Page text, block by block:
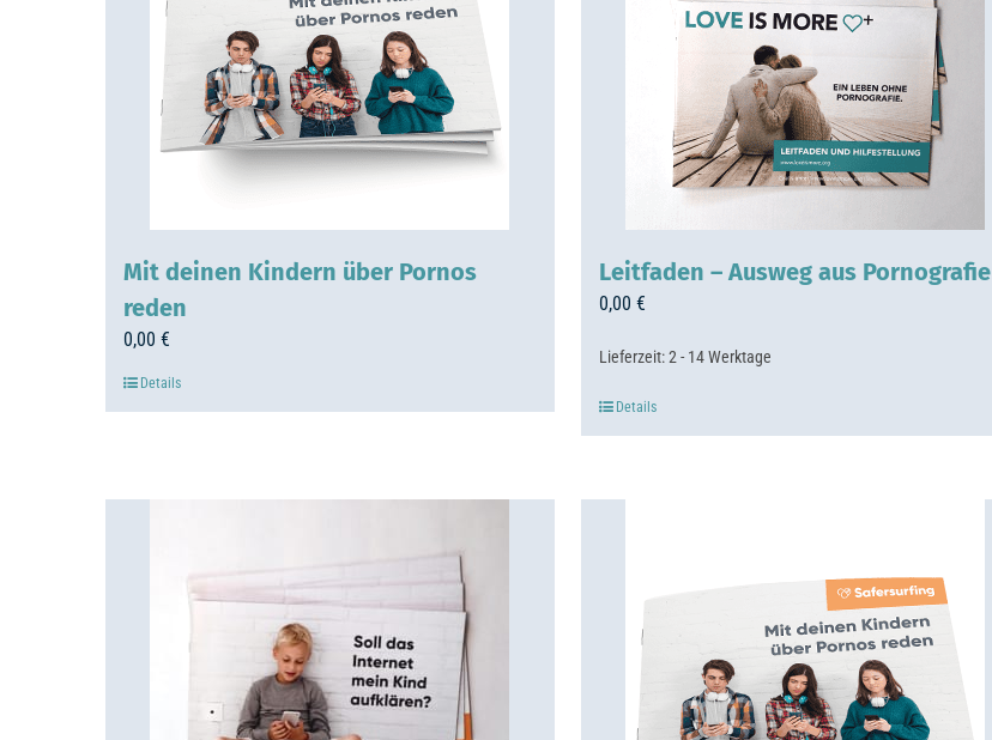
Mit deinen Kindern über Pornos
reden
0,00 €
Details
Leitfaden – Ausweg aus Pornografie
0,00 €
Lieferzeit:2 - 14 Werktage
Details